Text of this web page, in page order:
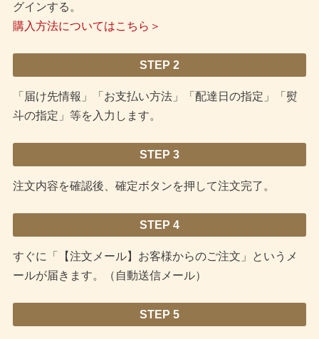
グインする。
購入方法についてはこちら＞
STEP 2
「届け先情報」「お支払い方法」「配達日の指定」「熨
斗の指定」等を入力します。
STEP 3
注文内容を確認後、確定ボタンを押して注文完了。
STEP 4
すぐに「【注文メール】お客様からのご注文」というメ
ールが届きます。（自動送信メール）
STEP 5